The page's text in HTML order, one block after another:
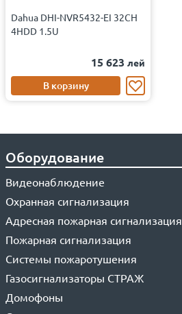
Dahua DHI-NVR5432-EI 32CH
4HDD 1.5U
15 623 лей
В корзину
Оборудование
Видеонаблюдение
Охранная сигнализация
Адресная пожарная сигнализация
Пожарная сигнализация
Системы пожаротушения
Газосигнализаторы СТРАЖ
Домофоны